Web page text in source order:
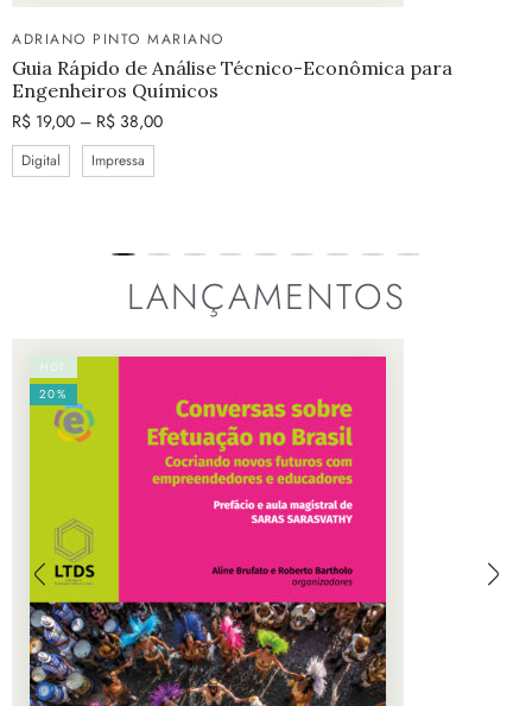
ADRIANO PINTO MARIANO
Guia Rápido de Análise Técnico-Econômica para
Engenheiros Químicos
R$ 19,00 – R$ 38,00
Digital Impressa
LANÇAMENTOS
HOT
20%